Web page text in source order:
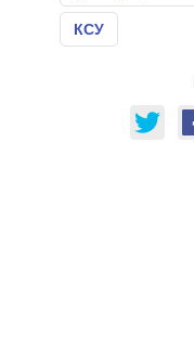
КСУ